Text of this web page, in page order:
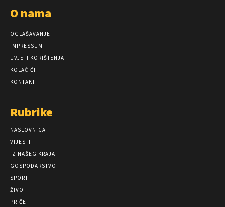
O nama
OGLAŠAVANJE
IMPRESSUM
UVJETI KORIŠTENJA
KOLAČIĆI
KONTAKT
Rubrike
NASLOVNICA
VIJESTI
IZ NAŠEG KRAJA
GOSPODARSTVO
SPORT
ŽIVOT
PRIČE